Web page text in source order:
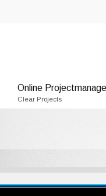
Online
Clear Projects